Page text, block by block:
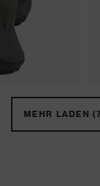
MEHR LADEN